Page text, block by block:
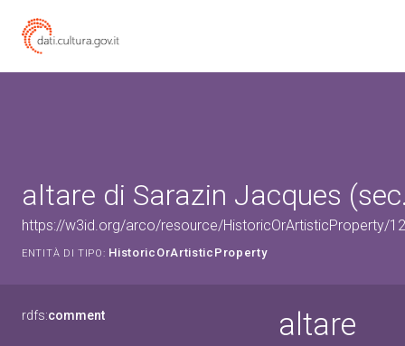
altare di Sarazin Jacques
https://w3id.org/arco/resource/HistoricOrArtisticProperty/
ENTITÀ DI TIPO: HistoricOrArtisticProperty
rdfs:comment altare